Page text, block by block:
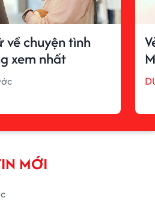
về chuyện tình
xem nhất
MỚI